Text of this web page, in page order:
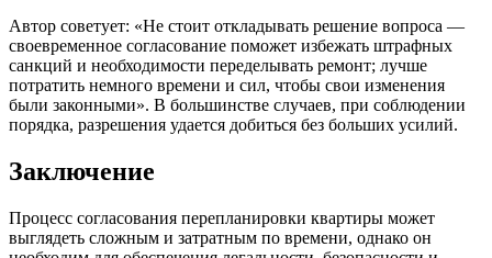
Автор советует: «Не стоит откладывать решение вопроса —
своевременное согласование поможет избежать штрафных
санкций и необходимости переделывать ремонт; лучше
потратить немного времени и сил, чтобы свои изменения
были законными». В большинстве случаев, при соблюдении
порядка, разрешения удается добиться без больших усилий.
Заключение
Процесс согласования перепланировки квартиры может
выглядеть сложным и затратным по времени, однако он